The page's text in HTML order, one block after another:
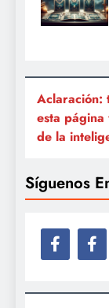
Aclaración:
esta página
de la
Síguenos